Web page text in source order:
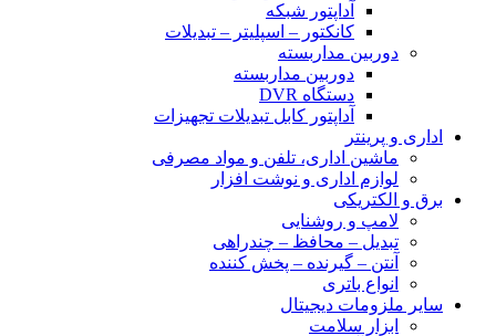
آداپتور شبکه
کانکتور – اسپلیتر – تبدیلات
دوربین مداربسته
دوربین مداربسته
دستگاه DVR
آداپتور کابل تبدیلات تجهیزات
اداری و پرینتر
ماشین اداری، تلفن و مواد مصرفی
لوازم اداری و نوشت افزار
برق و الکتریکی
لامپ و روشنایی
تبدیل – محافظ – چندراهی
آنتن – گیرنده – پخش کننده
انواع باتری
سایر ملزومات دیجیتال
ابزار سلامت